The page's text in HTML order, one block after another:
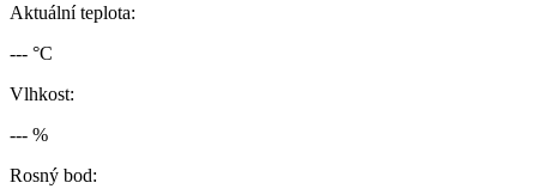
Aktuální teplota:
--- °C
Vlhkost:
--- %
Rosný bod: